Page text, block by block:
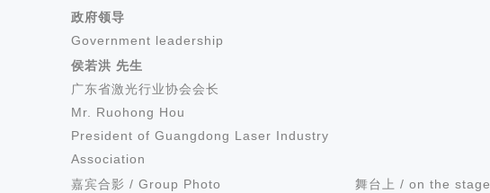
政府领导
Government leadership
侯若洪 先生
广东省激光行业协会会长
Mr. Ruohong Hou
President of Guangdong Laser Industry
Association
嘉宾合影 / Group Photo
舞台上 / on the stage